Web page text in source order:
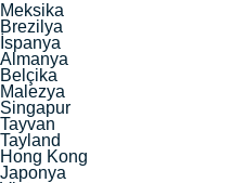
Meksika
Brezilya
İspanya
Almanya
Belçika
Malezya
Singapur
Tayvan
Tayland
Hong Kong
Japonya